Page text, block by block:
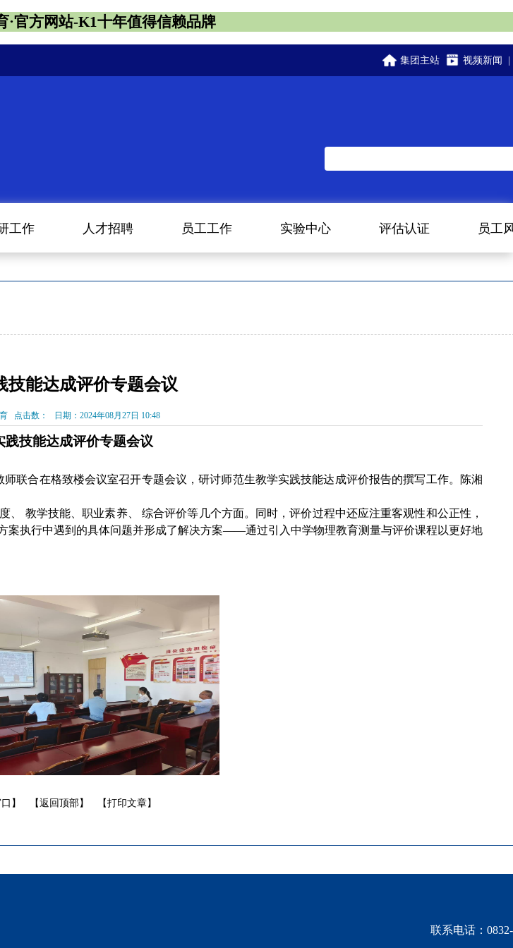
·官方网站-K1十年值得信赖品牌
集团主站 视频新闻
工作 人才招聘 员工工作 实验中心 评估认证 员工
技能达成评价专题会议
点击数： 日期：2024年08月27日 10:48
践技能达成评价专题会议
联合在格致楼会议室召开专题会议，研讨师范生教学实践技能达成评价报告的撰写工作。陈湘
教学技能、‌职业素养、 ‌综合评价等几个方面。同时，评价过程中还应注重客观性和公正性，
案执行中遇到的具体问题并形成了解决方案——通过引入中学物理教育测量与评价课程以更好地
】 【返回顶部】 【打印文章】
联系电话：